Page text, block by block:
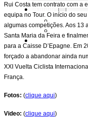
Aluguer
Campo de
Contacta-nos
Rui Costa tem contrato com a
equipa no Tour. O início do
algumas competições. Aos 13
Santa Maria da Feira e
para a Caisse D’Epagne. Em
forçado a abandonar ainda
XXI Vuelta Ciclista
França.
Fotos: (clique aqui)
Video: (clique aqui)